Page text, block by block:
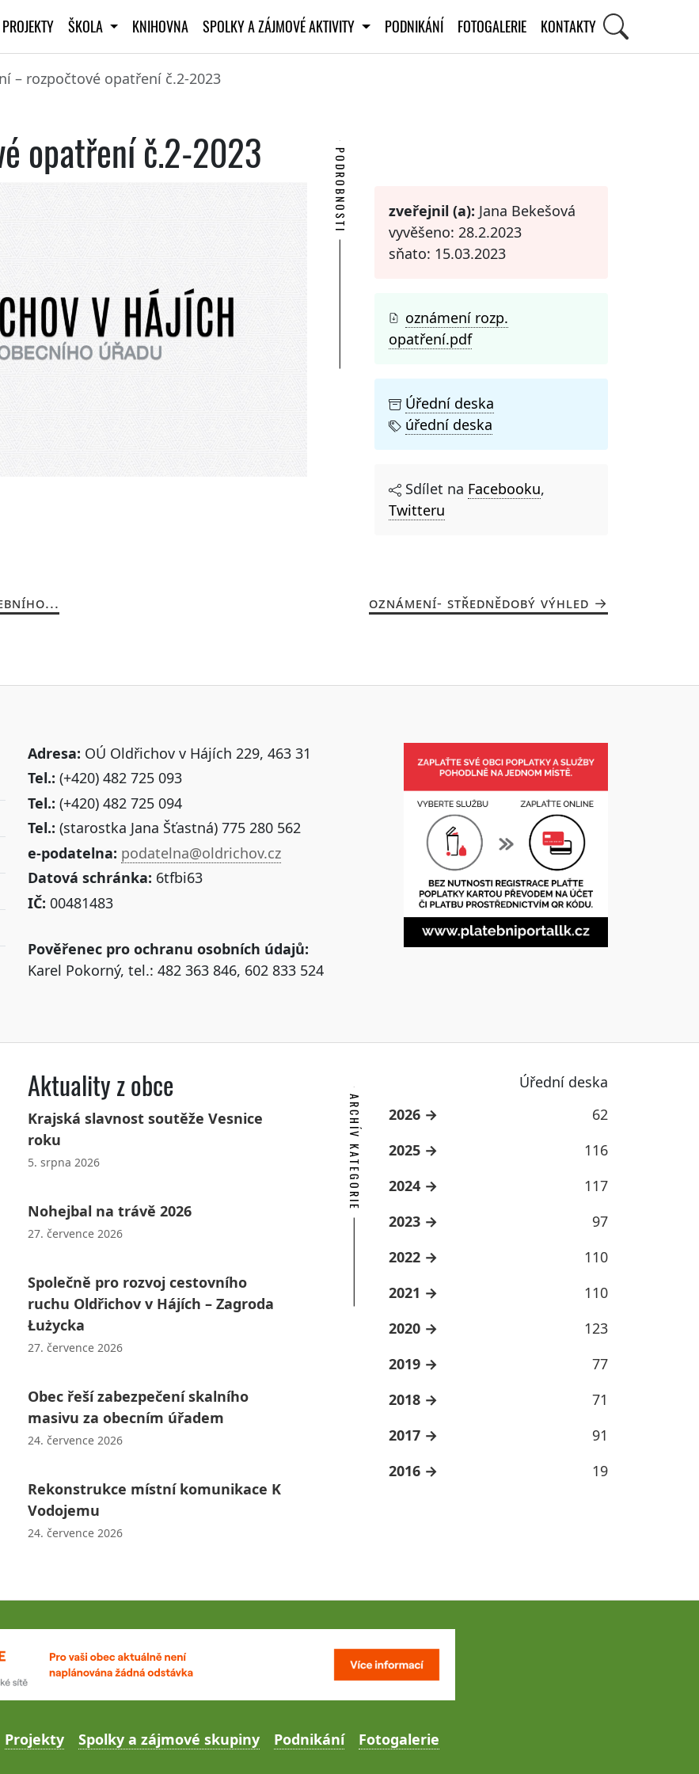
PROJEKTY ŠKOLA KNIHOVNA SPOLKY A ZÁJMOVÉ AKTIVITY PODNIKÁNÍ FOTOGALERIE KONTAKTY
– rozpočtové opatření č.2-2023
opatření č.2-2023 PODROBNOSTI zveřejnil (a): Jana Bekešová
vyvěšeno: 28.2.2023
sňato: 15.03.2023
oznámení rozp.
opatření.pdf
Úřední deska
úřední deska
Sdílet na Facebooku,
Twitteru
OZNÁMENÍ- STŘEDNĚDOBÝ VÝHLED
Adresa: OÚ Oldřichov v Hájích 229, 463 31
Tel.: (+420) 482 725 093
Tel.: (+420) 482 725 094
Tel.: (starostka Jana Šťastná) 775 280 562
e-podatelna: podatelna@oldrichov.cz
Datová schránka: 6tfbi63
IČ: 00481483
Pověřenec pro ochranu osobních údajů:
Karel Pokorný, tel.: 482 363 846, 602 833 524
Aktuality z obce
Krajská slavnost soutěže Vesnice
roku
5. srpna 2026
Nohejbal na trávě 2026
27. července 2026
Společně pro rozvoj cestovního
ruchu Oldřichov v Hájích – Zagroda
Łużycka
27. července 2026
Obec řeší zabezpečení skalního
masivu za obecním úřadem
24. července 2026
Rekonstrukce místní komunikace K
Vodojemu
24. července 2026
Úřední deska
ARCHÍV KATEGORIE 2026
62
2025
116
2024
117
2023
97
2022
110
2021
110
2020
123
2019
77
2018
71
2017
91
2016
19
Projekty Spolky a zájmové skupiny Podnikání
Fotogalerie